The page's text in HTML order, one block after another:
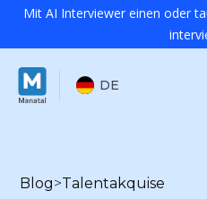
Mit AI Interviewer einen oder
DE
Blog>Talentakquise